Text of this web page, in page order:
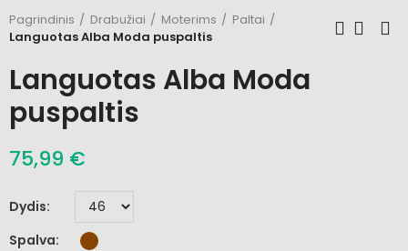
Pagrindinis Drabužiai Moterims
Paltai
Languotas Alba Moda puspaltis
Languotas Alba Moda
puspaltis
75,99 €
Dydis
Spalva